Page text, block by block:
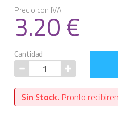
Precio con IVA
3.20€
Cantidad
Sin Stock. Pronto